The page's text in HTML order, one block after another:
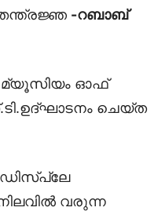
-റബാബ്
മ്യൂസിയം ഓഫ്
ചെയ്ത
വരുന്ന